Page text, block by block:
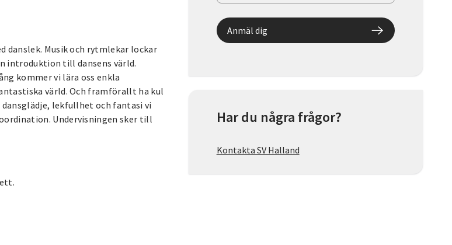
danslek. Musik och rytmlekar lockar
introduktion till dansens värld.
kommer vi lära oss enkla
värld. Och framförallt ha kul
lekfullhet och fantasi vi
Undervisningen sker till
Anmäl dig
Har du några frågor?
Kontakta SV Halland